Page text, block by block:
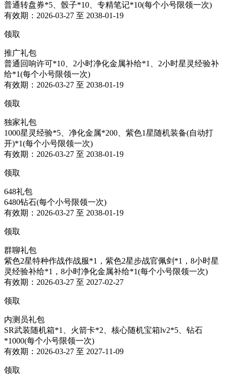
普通转盘券*5、骰子*10、专精笔记*10(每个小号限领一次)
有效期：2026-03-27 至 2038-01-19
领取
推广礼包
普通回响许可*10、2小时净化金属补给*1、2小时星灵经验补
给*1(每个小号限领一次)
有效期：2026-03-27 至 2038-01-19
领取
独家礼包
1000星灵经验*5、净化金属*200、紫色1星随机装备(自动打
开)*1(每个小号限领一次)
有效期：2026-03-27 至 2038-01-19
领取
648礼包
6480钻石(每个小号限领一次)
有效期：2026-03-27 至 2038-01-19
领取
群聊礼包
紫色2星特种作战作战服*1，紫色2星步战官佩剑*1，8小时星
灵经验补给*1，8小时净化金属补给*1(每个小号限领一次)
有效期：2026-03-27 至 2027-02-27
领取
内测员礼包
SR武装随机箱*1、火箭卡*2、核心随机宝箱lv2*5、钻石
*1000(每个小号限领一次)
有效期：2026-03-27 至 2027-11-09
领取